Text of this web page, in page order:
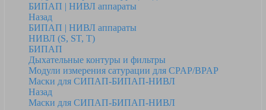
БИПАП | НИВЛ аппараты
Назад
БИПАП | НИВЛ аппараты
НИВЛ (S, ST, T)
БИПАП
Дыхательные контуры и фильтры
Модули измерения сатурации для CPAP/BPAP
Маски для СИПАП-БИПАП-НИВЛ
Назад
Маски для СИПАП-БИПАП-НИВЛ